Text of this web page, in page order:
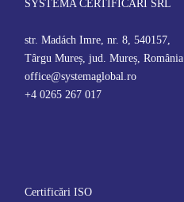
SYSTEMA CERTIFICĂRI SRL
str. Madách Imre, nr. 8, 540157,
Târgu Mureș, jud. Mureș, România
office@systemaglobal.ro
+4 0265 267 017
Certificări ISO